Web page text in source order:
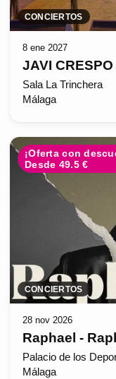
CONCIERTOS
8 ene 2027
JAVI
Sala La Trinchera
Málaga
¡Oferta con
Desde 49.5 €
CONCIERTOS
28 nov 2026
Raphael -
Palacio de los
Málaga